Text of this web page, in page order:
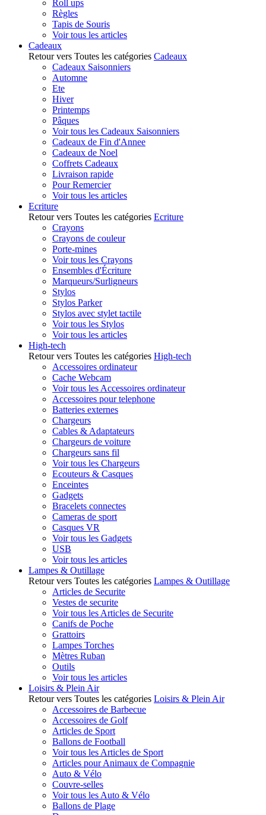
Roll ups
Règles
Tapis de Souris
Voir tous les articles
Cadeaux
Retour vers Toutes les catégories Cadeaux
Cadeaux Saisonniers
Automne
Ete
Hiver
Printemps
Pâques
Voir tous les Cadeaux Saisonniers
Cadeaux de Fin d'Annee
Cadeaux de Noel
Coffrets Cadeaux
Livraison rapide
Pour Remercier
Voir tous les articles
Ecriture
Retour vers Toutes les catégories Ecriture
Crayons
Crayons de couleur
Porte-mines
Voir tous les Crayons
Ensembles d'Écriture
Marqueurs/Surligneurs
Stylos
Stylos Parker
Stylos avec stylet tactile
Voir tous les Stylos
Voir tous les articles
High-tech
Retour vers Toutes les catégories High-tech
Accessoires ordinateur
Cache Webcam
Voir tous les Accessoires ordinateur
Accessoires pour telephone
Batteries externes
Chargeurs
Cables & Adaptateurs
Chargeurs de voiture
Chargeurs sans fil
Voir tous les Chargeurs
Ecouteurs & Casques
Enceintes
Gadgets
Bracelets connectes
Cameras de sport
Casques VR
Voir tous les Gadgets
USB
Voir tous les articles
Lampes & Outillage
Retour vers Toutes les catégories Lampes & Outillage
Articles de Securite
Vestes de securite
Voir tous les Articles de Securite
Canifs de Poche
Grattoirs
Lampes Torches
Mètres Ruban
Outils
Voir tous les articles
Loisirs & Plein Air
Retour vers Toutes les catégories Loisirs & Plein Air
Accessoires de Barbecue
Accessoires de Golf
Articles de Sport
Ballons de Football
Voir tous les Articles de Sport
Articles pour Animaux de Compagnie
Auto & Vélo
Couvre-selles
Voir tous les Auto & Vélo
Ballons de Plage